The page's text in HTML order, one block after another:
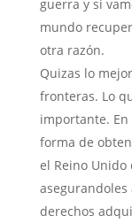
guerra y si
mundo
otra razón.
Quizas lo
fronteras. Lo
importante.
forma de
el Reino Unido
asegurandoles
derechos